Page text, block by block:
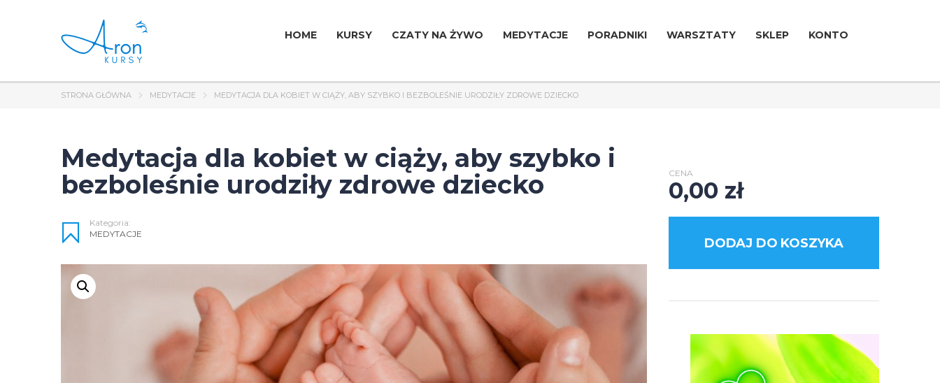
HOME KURSY CZATY NA ŻYWO MEDYTACJE PORADNIKI WARSZTATY SKLEP KONTO
STRONA GŁÓWNA MEDYTACJE MEDYTACJA DLA KOBIET W CIĄŻY, ABY SZYBKO I BEZBOLEŚNIE URODZIŁY ZDROWE DZIECKO
Medytacja dla kobiet w ciąży, aby szybko i
bezboleśnie urodziły zdrowe dziecko
Kategoria:
MEDYTACJE
CENA
0,00 zł
DODAJ DO KOSZYKA